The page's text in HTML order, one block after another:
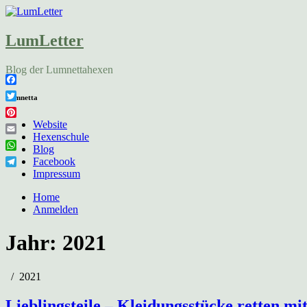
LumLetter
Blog der Lumnettahexen
Lumnetta
Website
Hexenschule
Blog
Facebook
Impressum
Home
Anmelden
Jahr: 2021
2021
Facebook
Twitter
Pinterest
Email
WhatsApp
Telegram